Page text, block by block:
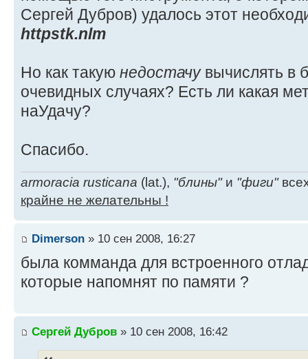
Сергей Дубров) удалось этот
httpstk.nlm
Но как такую недостачувычислять в
очевидных случаях? Есть ли какая
наУдачу?
Спасибо.
armoracia rusticana (lat.), "блины"и "фиги"
крайне не желательны !
Dimerson » 10 сен 2008, 16:27
была комманда для встроенного
которые напомнят по памяти ?
Сергей Дубров » 10 сен 2008, 16:42